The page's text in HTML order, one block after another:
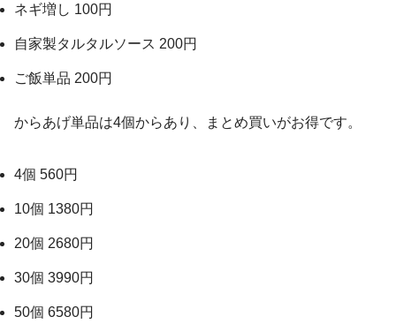
ネギ増し 100円
自家製タルタルソース 200円
ご飯単品 200円
からあげ単品は4個からあり、まとめ買いがお得です。
4個 560円
10個 1380円
20個 2680円
30個 3990円
50個 6580円